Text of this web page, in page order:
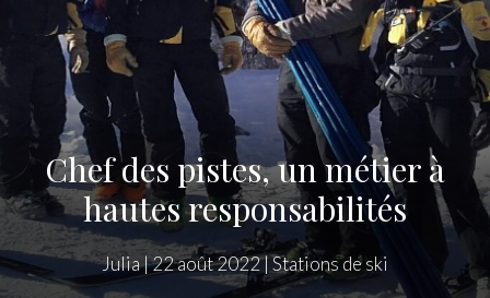
Chef des pistes, un métier à
hautes responsabilités
Julia|22 août 2022|Stations de ski